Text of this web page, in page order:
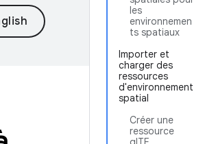
les
environnemen
ts spatiaux
Importer et
charger des
ressources
d'environnement
spatial
Créer une
ressource